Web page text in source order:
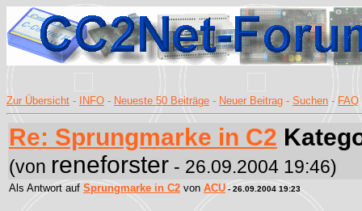
Zur Übersicht - INFO - Neueste 50 Beiträge - Neuer Beitrag - Suchen - FAQ
Re: Sprungmarke in C2
(von reneforster - 26.09.2004 19:46)
Als Antwort auf Sprungmarke in C2 von ACU - 26.09.2004 19:23